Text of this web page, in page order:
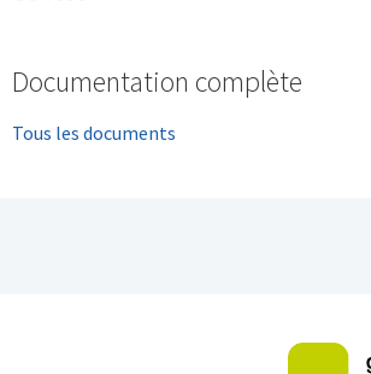
Documentation complète
Tous les documents